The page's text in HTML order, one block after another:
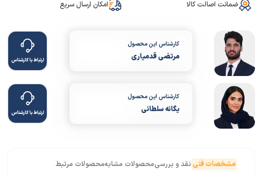
ضمانت اصالت کالا امکان ارسال سریع
کارشناس این محصول
مرتضی قدمیاری ارتباط با کارشناس
کارشناس این محصول
یگانه سلطانی ارتباط با کارشناس
مشخصات فنی نقد و بررسیمحصولات مشابهمحصولات مرتبط